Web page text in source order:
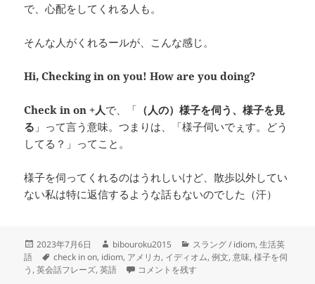
で、心配をしてくれる人も。
そんな人がくれるールが、こんな感じ。
Hi, Checking in on you! How are you doing?
Check in on +人で、「 （人の）様子を伺う、様子を見
る 」って言う意味。つまりは、「様子伺いでぇす。どう
してる？」ってこと。
様子を伺ってくれるのはうれしいけど、散歩以外してい
ない私は特に返信するような話もないのでした（汗）
投
稿
日:
2023年7月6日
作
成
者
bibouroku2015
カ
テ
ゴ
スラング / idiom,生活英
語
タ
グ
check in on, idiom, アメリカ, イディオム,例文,意味,様子を伺
う ,英会話フレーズ,英語 ―check in on you― 様子を伺う に
コメントを残す